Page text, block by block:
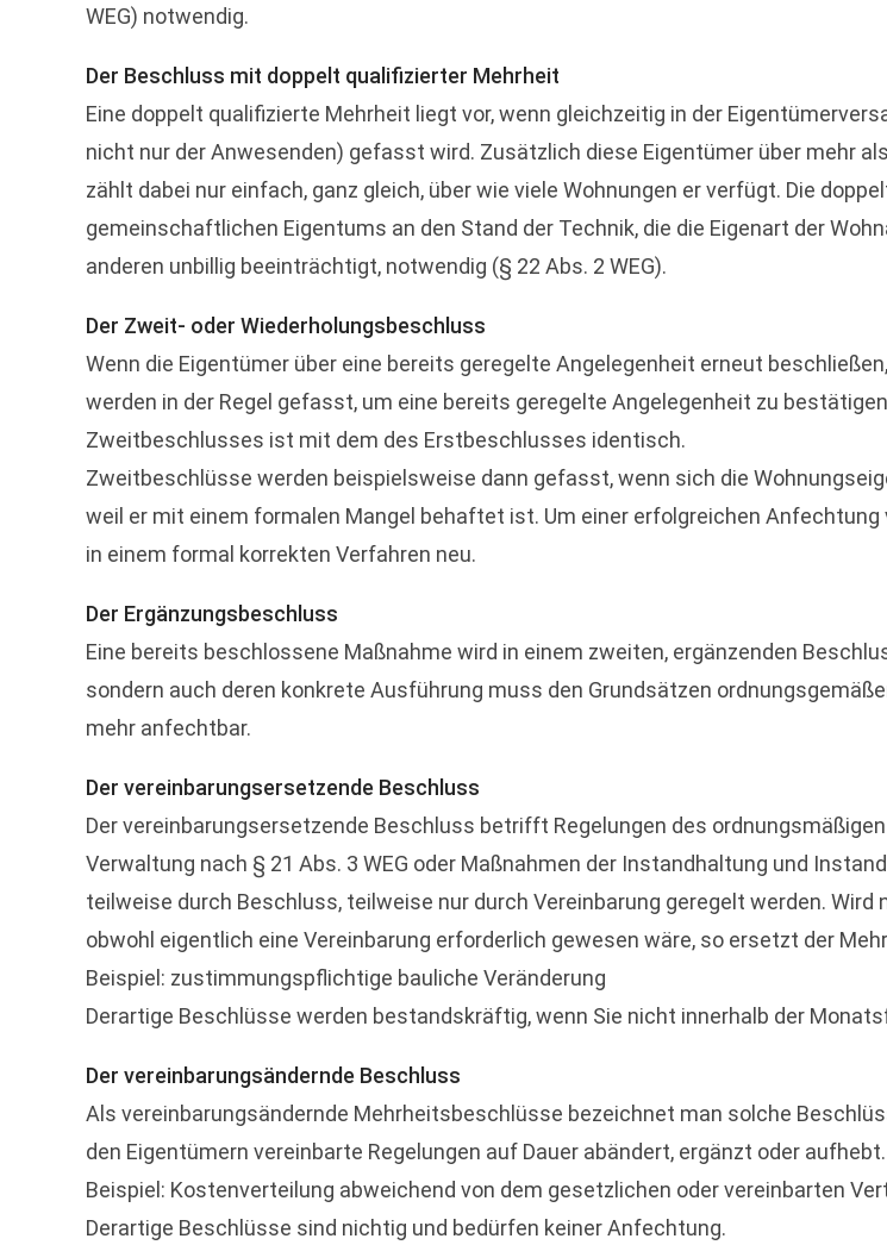
WEG) notwendig.
Der Beschluss mit doppelt qualifizierter Mehrheit
Eine doppelt qualifizierte Mehrheit liegt vor, wenn gleichzeitig in der
nicht nur der Anwesenden) gefasst wird. Zusätzlich diese Eigentümer über mehr
zählt dabei nur einfach, ganz gleich, über wie viele Wohnungen er verfügt. Die
gemeinschaftlichen Eigentums an den Stand der Technik, die die Eigenart der
anderen unbillig beeinträchtigt, notwendig (§ 22 Abs. 2 WEG).
Der Zweit- oder Wiederholungsbeschluss
Wenn die Eigentümer über eine bereits geregelte Angelegenheit erneut
werden in der Regel gefasst, um eine bereits geregelte Angelegenheit zu
Zweitbeschlusses ist mit dem des Erstbeschlusses identisch.
Zweitbeschlüsse werden beispielsweise dann gefasst, wenn sich die
weil er mit einem formalen Mangel behaftet ist. Um einer erfolgreichen
in einem formal korrekten Verfahren neu.
Der Ergänzungsbeschluss
Eine bereits beschlossene Maßnahme wird in einem zweiten, ergänzenden
sondern auch deren konkrete Ausführung muss den Grundsätzen
mehr anfechtbar.
Der vereinbarungsersetzende Beschluss
Der vereinbarungsersetzende Beschluss betrifft Regelungen des
Verwaltung nach § 21 Abs. 3 WEG oder Maßnahmen der Instandhaltung und
teilweise durch Beschluss, teilweise nur durch Vereinbarung geregelt werden.
obwohl eigentlich eine Vereinbarung erforderlich gewesen wäre, so ersetzt der
Beispiel: zustimmungspflichtige bauliche Veränderung
Derartige Beschlüsse werden bestandskräftig, wenn Sie nicht innerhalb der
Der vereinbarungsändernde Beschluss
Als vereinbarungsändernde Mehrheitsbeschlüsse bezeichnet man solche
den Eigentümern vereinbarte Regelungen auf Dauer abändert, ergänzt oder aufhebt.
Beispiel: Kostenverteilung abweichend von dem gesetzlichen oder vereinbarten
Derartige Beschlüsse sind nichtig und bedürfen keiner Anfechtung.